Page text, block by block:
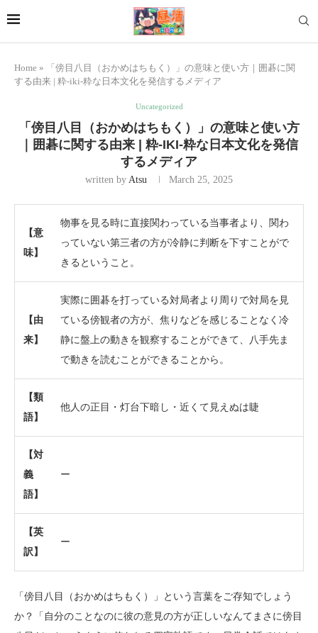
Home »
「傍目八目（おかめはちもく）」の意味と使い方｜囲碁に関
する由来 | 粋-iki-粋な日本文化を発信するメディア
Uncategorized
「傍目八目（おかめはちもく）」の意味と使い方
｜囲碁に関する由来 | 粋-IKI-粋な日本文化を発信
するメディア
written by Atsu March 25, 2025
【意
味】
物事を見る時に直接関わっている当事者より、関わ
っていない第三者の方が冷静に判断を下すことがで
きるということ。
【由
来】
実際に囲碁を打っている対局者より周りで対局を見
ている傍観者の方が、焦りなどを感じることなく冷
静に盤上の動きを観察することができて、八手先ま
で動きを読むことができることから。
【類
語】
他人の正目・灯台下暗し・近くて見えぬは睫
【対
義
語】
ー
【英
訳】
ー
「傍目八目（おかめはちもく）」という言葉をご存知でしょう
か？「自分のことなのに彼の意見の方が正しいなんてまさに傍目